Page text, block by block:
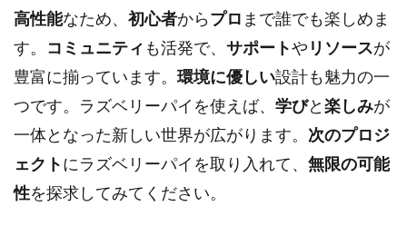
高性能なため、 初心者からプロ まで誰でも楽しめま
す。 コミュニティ も活発で、 サポートや リソースが
豊富に揃っています。 環境に優しい設計も魅力の一
つです。ラズベリーパイを使えば、 学びと楽しみが
一体となった新しい世界が広がります。 次のプロジ
ェクトにラズベリーパイを取り入れて、 無限の可能
性を探求してみてください。